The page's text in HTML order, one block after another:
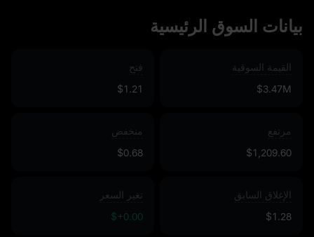
بيانات السوق الرئيسية
القيمة السوقية
$3.47M
فتح
$1.21
مرتفع
$1,209.60
منخفض
$0.68
الإغلاق السابق
$1.28
تغير السعر
$+0.00